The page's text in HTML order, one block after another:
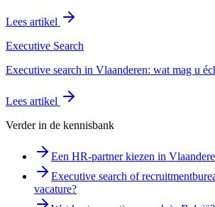
Lees artikel
Executive Search
Executive search in Vlaanderen: wat mag u
Lees artikel
Verder in de kennisbank
Een HR-partner kiezen in
Executive search of
vacature?